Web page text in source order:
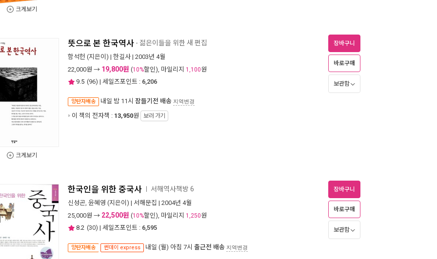
크게보기
크게보기
뜻으로 본 한국역사 - 젊은이들을 위한 새 편집
함석헌 (지은이) | 한길사 | 2003년 4월
22,000원 → 19,800원 (10%할인), 마일리지 1,100원
9.5 (96) | 세일즈포인트 : 6,206
양탄자배송 내일 밤 11시 잠들기전 배송 지역변경
이 책의 전자책 : 13,950원 보러 가기
장바구니
바로구매
보관함
한국인을 위한 중국사 서해역사책방 6
신성곤, 윤혜영 (지은이) | 서해문집 | 2004년 4월
25,000원 → 22,500원 (10%할인), 마일리지 1,250원
8.2 (30) | 세일즈포인트 : 6,595
양탄자배송 썬데이 express 내일 (월) 아침 7시 출근전 배송 지역변경
장바구니
바로구매
보관함